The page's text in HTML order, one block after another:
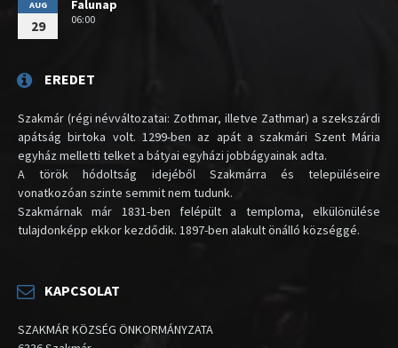
AUG
29
Falunap
06:00
EREDET
Szakmár (régi névváltozatai: Zothmar, illetve Zathmar) a szekszárdi
apátság birtoka volt. 1299-ben az apát a szakmári Szent Mária
egyház melletti telket a bátyai egyházi jobbágyainak adta.
A török hódoltság idejéből Szakmárra és településeire
vonatkozóan szinte semmit nem tudunk.
Szakmárnak már 1831-ben felépült a temploma, elkülönülése
tulajdonképp ekkor kezdődik. 1897-ben alakult önálló községgé.
KAPCSOLAT
SZAKMÁR KÖZSÉG ÖNKORMÁNYZATA